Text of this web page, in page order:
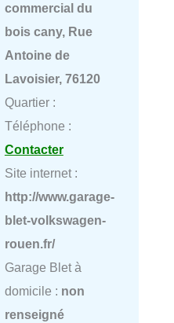
commercial du
bois cany, Rue
Antoine de
Lavoisier, 76120
Quartier :
Téléphone :
Contacter
Site internet :
http://www.garage-
blet-volkswagen-
rouen.fr/
Garage Blet à
domicile : non
renseigné